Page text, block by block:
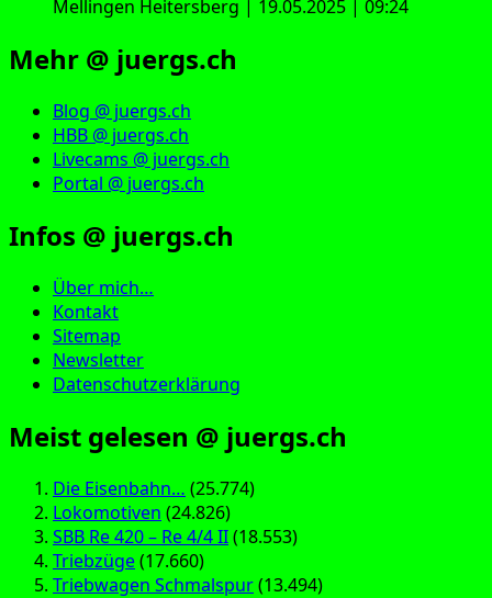
Mellingen Heitersberg | 19.05.2025 | 09:24
Mehr @ juergs.ch
Blog @ juergs.ch
HBB @ juergs.ch
Livecams @ juergs.ch
Portal @ juergs.ch
Infos @ juergs.ch
Über mich…
Kontakt
Sitemap
Newsletter
Datenschutzerklärung
Meist gelesen @ juergs.ch
Die Eisenbahn… (25.774)
Lokomotiven (24.826)
SBB Re 420 – Re 4/4 II(18.553)
Triebzüge(17.660)
Triebwagen Schmalspur(13.494)